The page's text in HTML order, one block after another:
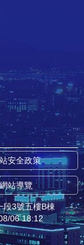
安全政策
網站導覽
段3號五樓B棟
06 18:12